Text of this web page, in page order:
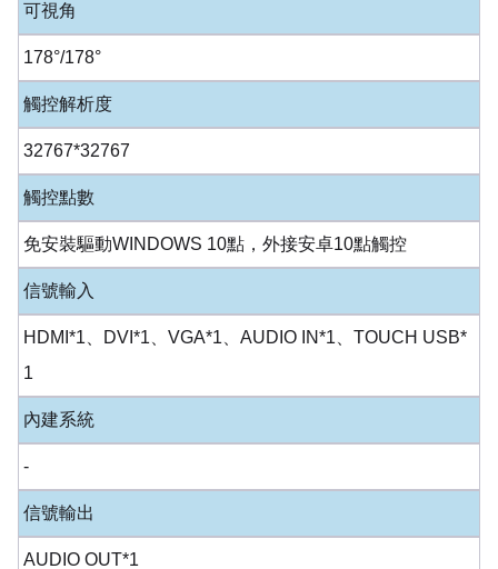
可視角
178°/178°
觸控解析度
32767*32767
觸控點數
免安裝驅動WINDOWS 10點，外接安卓10點觸控
信號輸入
HDMI*1、DVI*1、VGA*1、AUDIO IN*1、TOUCH USB*
1
內建系統
-
信號輸出
AUDIO OUT*1